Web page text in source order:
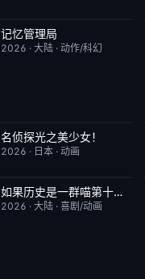
更新至第4集
记忆管理局
2026 ·大陆 ·动作/科幻
更新至第28集
名侦探光之美少女！
2026 · 日本 ·动画
更新至第06集 2.0如果历史是一群喵第十三季
2026 ·大陆 ·喜剧/动画